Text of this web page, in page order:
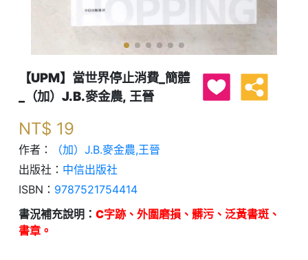
【UPM】當世界停止消費_簡體
_（加）J.B.麥金農, 王晉
NT$ 19
作者：
（加）J.B.麥金農,王晉
出版社： 中信出版社
ISBN： 9787521754414
書況補充說明： C字跡、外圍磨損、髒污、泛黃書斑、
書章。